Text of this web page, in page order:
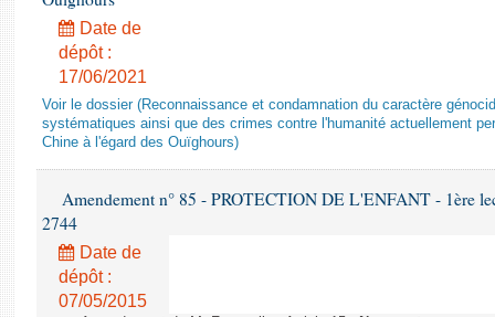
Date de
dépôt :
17/06/2021
Voir le dossier (Reconnaissance et condamnation du caractère
systématiques ainsi que des crimes contre l'humanité actuellement
Chine à l'égard des Ouïghours)
Amendement n° 85 - PROTECTION DE L'ENFANT - 1ère
2744
Date de
dépôt :
07/05/2015